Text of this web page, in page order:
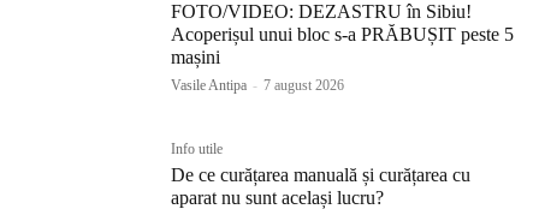
FOTO/VIDEO: DEZASTRU în Sibiu!
Acoperișul unui bloc s-a PRĂBUȘIT peste 5
mașini
Vasile Antipa - 7 august 2026
Info utile
De ce curățarea manuală și curățarea cu
aparat nu sunt același lucru?